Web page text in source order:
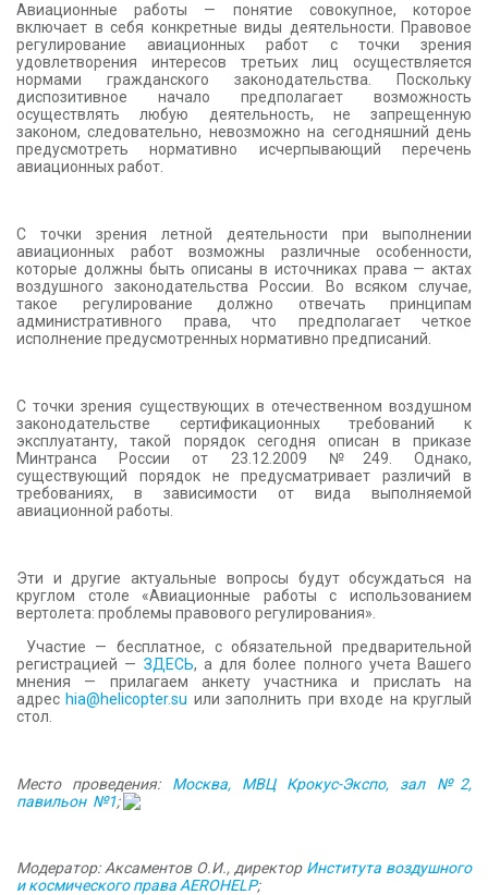
Авиационные работы — понятие совокупное, которое
включает в себя конкретные виды деятельности. Правовое
регулирование авиационных работ с точки зрения
удовлетворения интересов третьих лиц осуществляется
нормами гражданского законодательства. Поскольку
диспозитивное начало предполагает возможность
осуществлять любую деятельность, не запрещенную
законом, следовательно, невозможно на сегодняшний день
предусмотреть нормативно исчерпывающий перечень
авиационных работ.
С точки зрения летной деятельности при выполнении
авиационных работ возможны различные особенности,
которые должны быть описаны в источниках права — актах
воздушного законодательства России. Во всяком случае,
такое регулирование должно отвечать принципам
административного права, что предполагает четкое
исполнение предусмотренных нормативно предписаний.
С точки зрения существующих в отечественном воздушном
законодательстве сертификационных требований к
эксплуатанту, такой порядок сегодня описан в приказе
Минтранса России от 23.12.2009 №249. Однако,
существующий порядок не предусматривает различий в
требованиях, в зависимости от вида выполняемой
авиационной работы.
Эти и другие актуальные вопросы будут обсуждаться на
круглом столе «Авиационные работы с использованием
вертолета: проблемы правового регулирования».
Участие — бесплатное, с обязательной предварительной
регистрацией — ЗДЕСЬ, а для более полного учета Вашего
мнения — прилагаем анкету участника и прислать на
адрес hia@helicopter.su или заполнить при входе на круглый
стол
Место проведения:
Москва, МВЦ Крокус-Экспо, зал №2,
павильон №1;
Модератор: Аксаментов О.И., директор Института воздушного
и космического права AEROHELP;